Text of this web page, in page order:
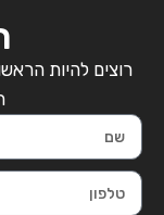
רוצים להיות